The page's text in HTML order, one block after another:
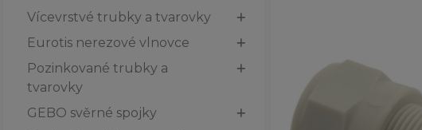
Vícevrstvé trubky a tvarovky
Eurotis nerezové vlnovce
Pozinkované trubky a
tvarovky
GEBO svěrné spojky